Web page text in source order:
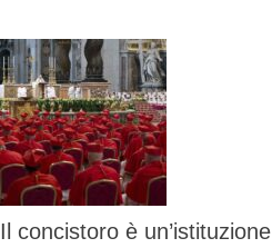
Il concistoro è